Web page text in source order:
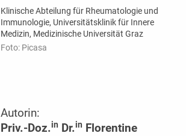
Klinische Abteilung für Rheumatologie und
Immunologie, Universitätsklinik für Innere
Medizin, Medizinische Universität Graz
Foto: Picasa
Autorin:
Priv.-Doz.in Dr.in
Florentine